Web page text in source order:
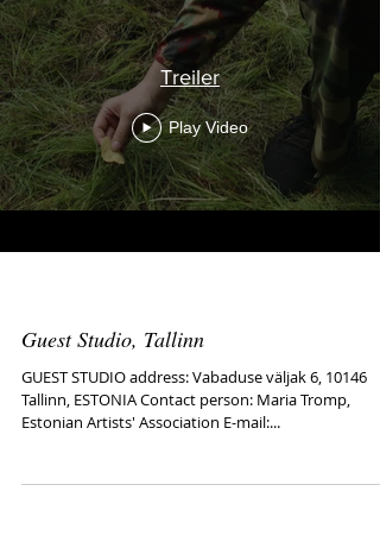
Treiler
Play Video
Guest Studio, Tallinn
GUEST STUDIO address: Vabaduse väljak 6, 10146
Tallinn, ESTONIA Contact person: Maria Tromp,
Estonian Artists' Association E-mail:...